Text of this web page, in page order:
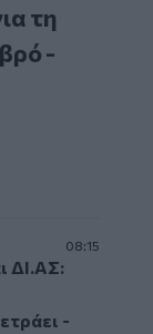
τη
-
08:15
ΔΙ.ΑΣ:
-